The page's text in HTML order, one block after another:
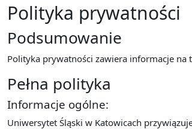
Polityka prywatności
Podsumowanie
Polityka prywatności zawiera informacje
Pełna polityka
Informacje ogólne:
Uniwersytet Śląski w Katowicach